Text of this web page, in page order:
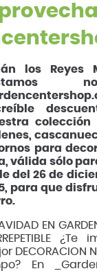
los Reyes
colección
para
válida sólo
del 26 de
para que
EN
DECORACION
En